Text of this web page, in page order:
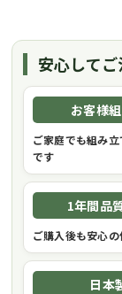
安心して
お客様
ご家庭でも組み
です
1年間品
ご購入後も安心
日本